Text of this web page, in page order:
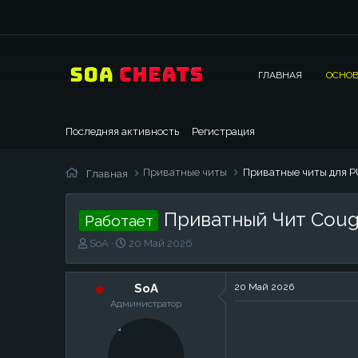
ГЛАВНАЯ
Последняя активность Регистрация
Главная Приватные читы Приватные читы для
Работает Приватный Чит
А
т
SoA
Д
т
н
20 Май 2026
SoA
Администратор
20 Май 2026